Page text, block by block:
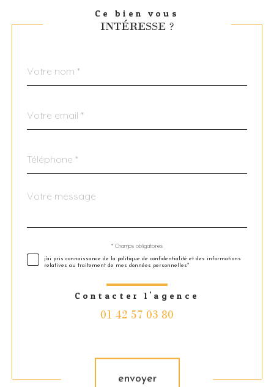
Ce bien vous
INTÉRESSE ?
par
défaut
*
*
*
Fieldset
Message
* Champs obligatoires
j'ai pris connaissance de la politique de confidentialité et des informations
relatives au traitement de mes données personnelles*
Contacter l'agence
01 42 57 03 80
envoyer